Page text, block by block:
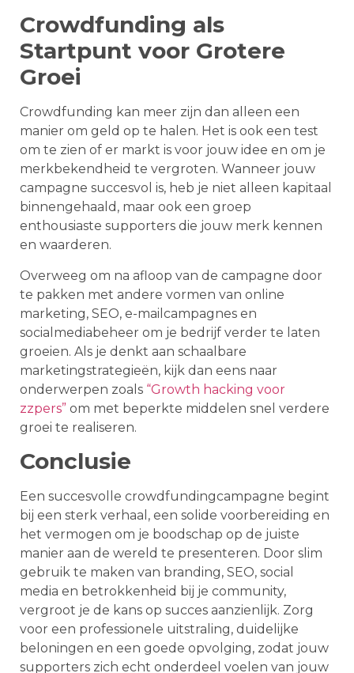
Crowdfunding als
Startpunt voor Grotere
Groei
Crowdfunding kan meer zijn dan alleen een
manier om geld op te halen. Het is ook een test
om te zien of er markt is voor jouw idee en om je
merkbekendheid te vergroten. Wanneer jouw
campagne succesvol is, heb je niet alleen kapitaal
binnengehaald, maar ook een groep
enthousiaste supporters die jouw merk kennen
en waarderen.
Overweeg om na afloop van de campagne door
te pakken met andere vormen van online
marketing, SEO, e-mailcampagnes en
socialmediabeheer om je bedrijf verder te laten
groeien. Als je denkt aan schaalbare
marketingstrategieën, kijk dan eens naar
onderwerpen zoals “Growth hacking voor
zzpers” om met beperkte middelen snel verdere
groei te realiseren.
Conclusie
Een succesvolle crowdfundingcampagne begint
bij een sterk verhaal, een solide voorbereiding en
het vermogen om je boodschap op de juiste
manier aan de wereld te presenteren. Door slim
gebruik te maken van branding, SEO, social
media en betrokkenheid bij je community,
vergroot je de kans op succes aanzienlijk. Zorg
voor een professionele uitstraling, duidelijke
beloningen en een goede opvolging, zodat jouw
supporters zich echt onderdeel voelen van jouw